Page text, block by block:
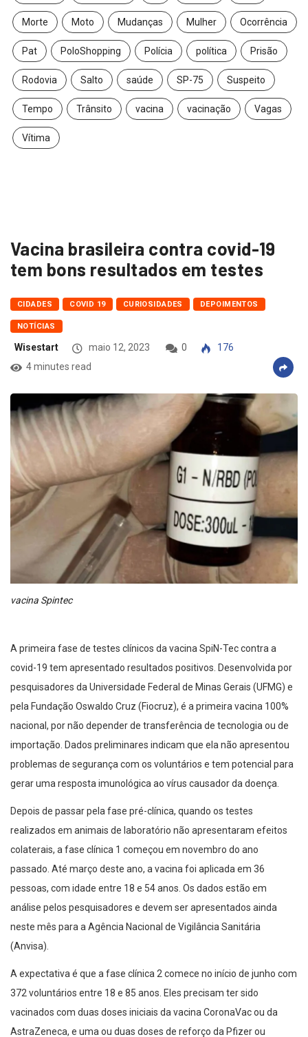
Morte Moto Mudanças Mulher Ocorrência
Pat PoloShopping Polícia política Prisão
Rodovia Salto saúde SP-75 Suspeito
Tempo Trânsito vacina vacinação Vagas
Vítima
Vacina brasileira contra covid-19
tem bons resultados em testes
CIDADES COVID 19 CURIOSIDADES DEPOIMENTOS
NOTÍCIAS
Wisestart maio 12, 2023 0
176
4 minutes read
vacina Spintec
A primeira fase de testes clínicos da vacina SpiN-Tec contra a
covid-19 tem apresentado resultados positivos. Desenvolvida por
pesquisadores da Universidade Federal de Minas Gerais (UFMG) e
pela Fundação Oswaldo Cruz (Fiocruz), é a primeira vacina 100%
nacional, por não depender de transferência de tecnologia ou de
importação. Dados preliminares indicam que ela não apresentou
problemas de segurança com os voluntários e tem potencial para
gerar uma resposta imunológica ao vírus causador da doença.
Depois de passar pela fase pré-clínica, quando os testes
realizados em animais de laboratório não apresentaram efeitos
colaterais, a fase clínica 1 começou em novembro do ano
passado. Até março deste ano, a vacina foi aplicada em 36
pessoas, com idade entre 18 e 54 anos. Os dados estão em
análise pelos pesquisadores e devem ser apresentados ainda
neste mês para a Agência Nacional de Vigilância Sanitária
(Anvisa).
A expectativa é que a fase clínica 2 comece no início de junho com
372 voluntários entre 18 e 85 anos. Eles precisam ter sido
vacinados com duas doses iniciais da vacina CoronaVac ou da
AstraZeneca, e uma ou duas doses de reforço da Pfizer ou